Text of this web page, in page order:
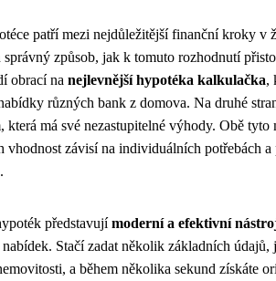
patří mezi nejdůležitější finanční kroky v
způsob, jak k tomuto rozhodnutí
obrací na nejlevnější hypotéka kalkulačka,
různých bank z domova. Na druhé
která má své nezastupitelné výhody. Obě
vhodnost závisí na individuálních potřebách a
představujímoderní a efektivní
Stačí zadat několik základních údajů,
a během několika sekund získáte